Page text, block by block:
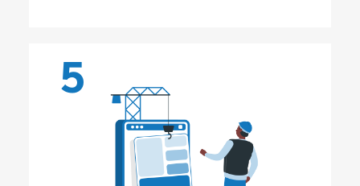
5